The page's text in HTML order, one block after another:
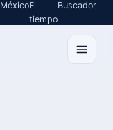
MéxicoEl
tiempo
Buscador